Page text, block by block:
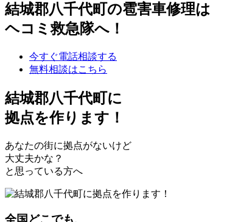
結城郡八千代町の雹害車修理は
ヘコミ救急隊へ！
今すぐ電話相談する
無料相談はこちら
結城郡八千代町に
拠点を作ります！
あなたの街に拠点がないけど
大丈夫かな？
と思っている方へ
全国どこでも、